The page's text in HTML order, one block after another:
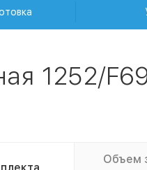
1252/
Объем